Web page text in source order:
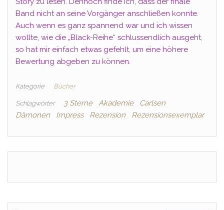
Band nicht an seine Vorgänger anschließen konnte.
Auch wenn es ganz spannend war und ich wissen
wollte, wie die „Black-Reihe“ schlussendlich ausgeht,
so hat mir einfach etwas gefehlt, um eine höhere
Bewertung abgeben zu können.
Kategorie Bücher
Schlagwörter 3 Sterne Akademie
Carlsen
Dämonen
Impress Rezension Rezensionsexemplar